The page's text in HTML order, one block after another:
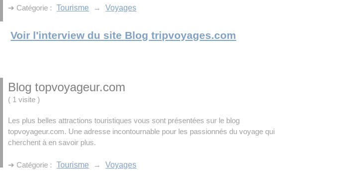
➔ Catégorie : Tourisme → Voyages
Voir l'interview du site Blog tripvoyages.com
Blog topvoyageur.com
( 1 visite)
Les plus belles attractions touristiques vous sont présentées sur le blog
topvoyageur.com. Une adresse incontournable pour les passionnés du voyage qui
cherchent à en savoir plus.
➔ Catégorie : Tourisme → Voyages